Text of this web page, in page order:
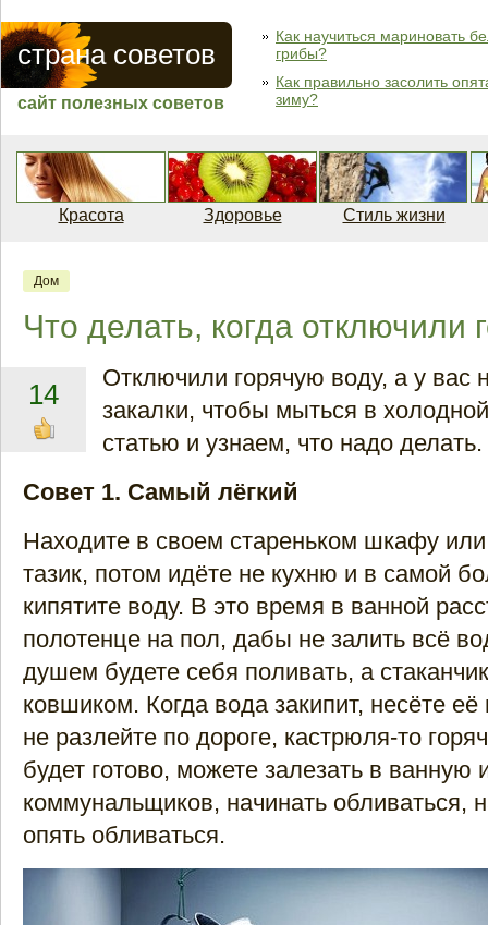
страна советов
сайт полезных советов
Как научиться мариновать
грибы?
Как правильно засолить
зиму?
Красота Здоровье Стиль жизни
Дом
Что делать, когда отключили
14
Отключили горячую воду, а у вас
закалки, чтобы мыться в
статью и узнаем, что надо делать.
Совет 1. Самый лёгкий
Находите в своем стареньком шкафу
тазик, потом идёте не кухню и в самой
кипятите воду. В это время в ванной
полотенце на пол, дабы не залить всё
душем будете себя поливать, а
ковшиком. Когда вода закипит, несёте
не разлейте по дороге, кастрюля-то
будет готово, можете залезать в ванную
коммунальщиков, начинать обливаться,
опять обливаться.